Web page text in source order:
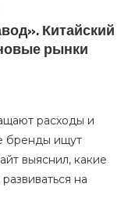
Китайский
рынки
расходы и
бренды ищут
выяснил, какие
на